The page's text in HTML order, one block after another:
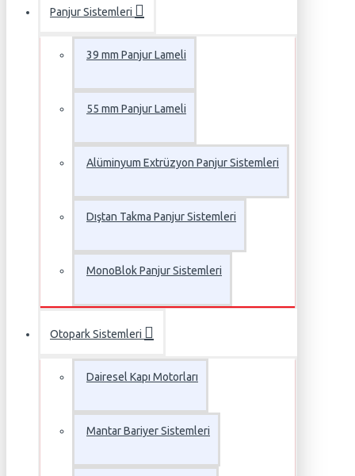
Panjur Sistemleri
39 mm Panjur Lameli
55 mm Panjur Lameli
Alüminyum Extrüzyon Panjur Sistemleri
Dıştan Takma Panjur Sistemleri
MonoBlok Panjur Sistemleri
Otopark Sistemleri
Dairesel Kapı Motorları
Mantar Bariyer Sistemleri